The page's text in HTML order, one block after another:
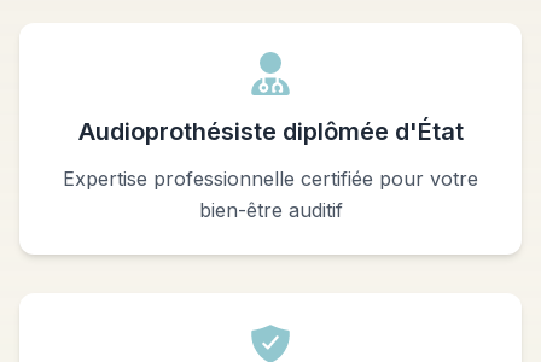
Audioprothésiste diplômée d'État
Expertise professionnelle certifiée pour votre
bien-être auditif